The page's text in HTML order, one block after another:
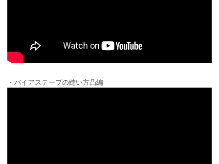
・バイアステープの縫い方凸編